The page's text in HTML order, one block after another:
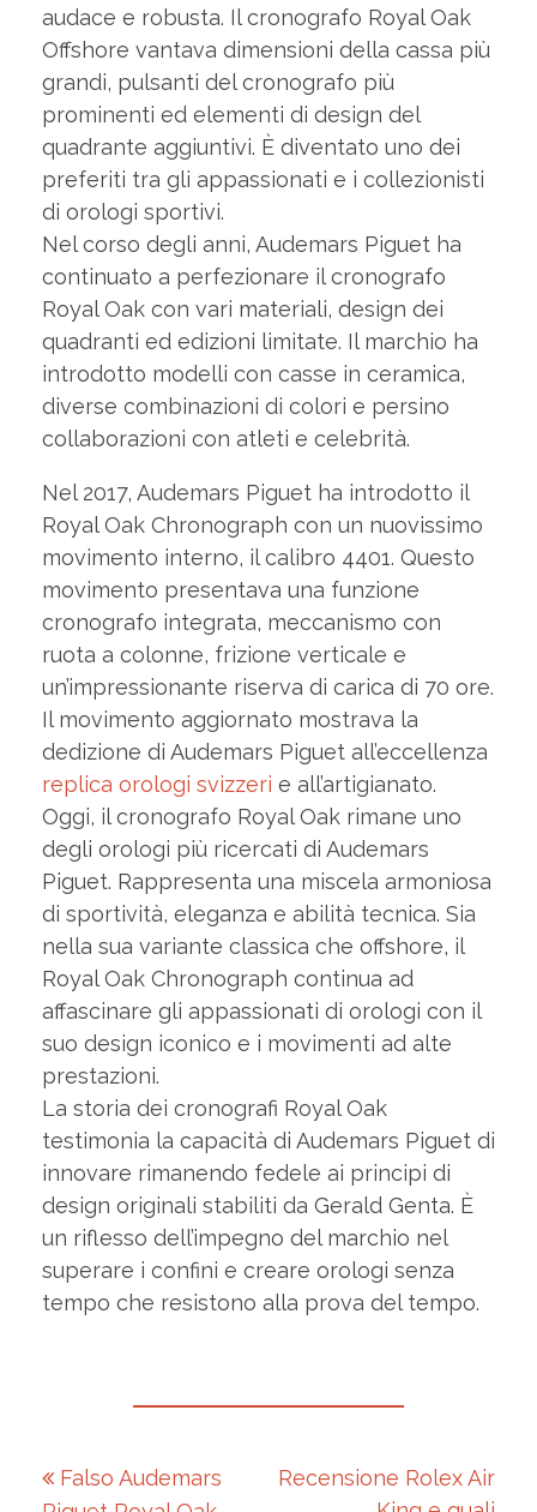
audace e robusta. Il cronografo Royal Oak
Offshore vantava dimensioni della cassa più
grandi, pulsanti del cronografo più
prominenti ed elementi di design del
quadrante aggiuntivi. È diventato uno dei
preferiti tra gli appassionati e i collezionisti
di orologi sportivi.
Nel corso degli anni, Audemars Piguet ha
continuato a perfezionare il cronografo
Royal Oak con vari materiali, design dei
quadranti ed edizioni limitate. Il marchio ha
introdotto modelli con casse in ceramica,
diverse combinazioni di colori e persino
collaborazioni con atleti e celebrità.
Nel 2017, Audemars Piguet ha introdotto il
Royal Oak Chronograph con un nuovissimo
movimento interno, il calibro 4401. Questo
movimento presentava una funzione
cronografo integrata, meccanismo con
ruota a colonne, frizione verticale e
un’impressionante riserva di carica di 70 ore.
Il movimento aggiornato mostrava la
dedizione di Audemars Piguet all’eccellenza
replica orologi svizzeri e all’artigianato.
Oggi, il cronografo Royal Oak rimane uno
degli orologi più ricercati di Audemars
Piguet. Rappresenta una miscela armoniosa
di sportività, eleganza e abilità tecnica. Sia
nella sua variante classica che offshore, il
Royal Oak Chronograph continua ad
affascinare gli appassionati di orologi con il
suo design iconico e i movimenti ad alte
prestazioni.
La storia dei cronografi Royal Oak
testimonia la capacità di Audemars Piguet di
innovare rimanendo fedele ai principi di
design originali stabiliti da Gerald Genta. È
un riflesso dell’impegno del marchio nel
superare i confini e creare orologi senza
tempo che resistono alla prova del tempo.
Falso Audemars
Recensione Rolex Air